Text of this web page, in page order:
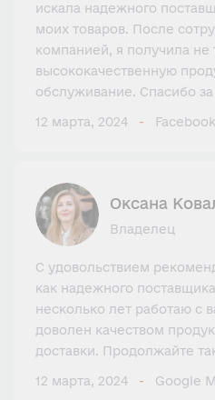
искала надежного
моих товаров. После
компанией, я получила не
высококачественную
обслуживание. Спасибо
12 марта, 2024 Facebook
Оксана
Владелец
С удовольствием
как надежного
несколько лет работаю с
доволен качеством
доставки. Продолжайте
12 марта, 2024 Google